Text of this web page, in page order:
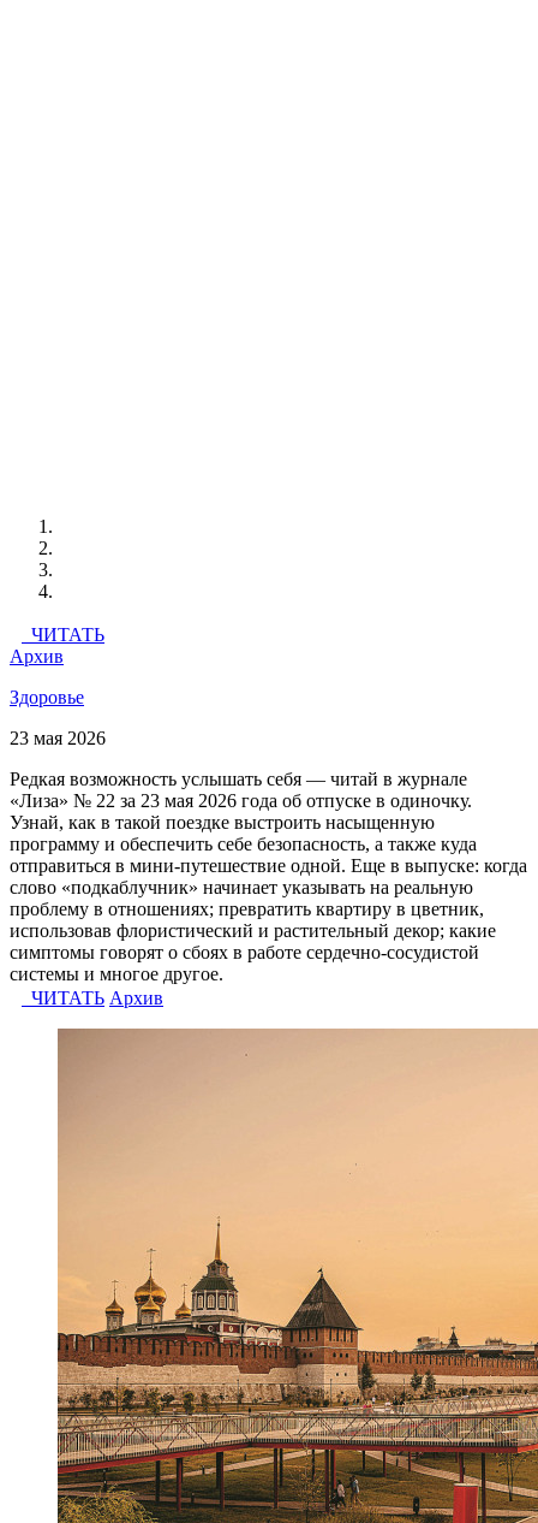
ЧИТАТЬ
Архив
Здоровье
23 мая 2026
Редкая возможность услышать себя — читай в журнале
«Лиза» № 22 за 23 мая 2026 года об отпуске в одиночку.
Узнай, как в такой поездке выстроить насыщенную
программу и обеспечить себе безопасность, а также куда
отправиться в мини-путешествие одной. Еще в выпуске: когда
слово «подкаблучник» начинает указывать на реальную
проблему в отношениях; превратить квартиру в цветник,
использовав флористический и растительный декор; какие
симптомы говорят о сбоях в работе сердечно-сосудистой
системы и многое другое.
ЧИТАТЬ Архив